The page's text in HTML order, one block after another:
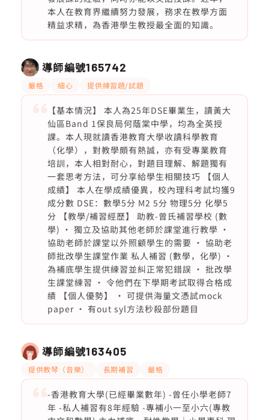
本人在教育界繼續努力發展，務求在教學方面
精益求精，為香港學生教授最全面的知識。
導師編號165742
嚴格 細心 提供練習題/試題
【基本情況】 本人為25年DSE畢業生，讀黃大
仙區Band 1保良局何蔭棠中學，均為全英授
課。本人現就讀香港教育大學收讀科學教育
（化學），對教學頗有熱誠，亦有受專業教育
培訓，本人相對耐心，對題目理解、解題獨有
一套思考方法，可分享給學生相關技巧 【個人
成績】 本人在學成績優異，校內理科考試均獲9
成分數 DSE：數學5分 M2 5分 物理5分 化學5
分 【教學/補習經歷】 助教-曾氏補習學校 (數
學) • 獨立及協助其他老師於課堂進行教學 •
協助老師於課堂以外照顧學生的需要 • 協助老
師批改學生課堂作業 私人補習 (數學，化學) •
為補底學生提供練習並糾正常犯錯誤 • 批改學
生課堂練習 • 令他們在下學期考試取得合格成
績 【個人優勢】 • 可提供海量文憑試mock
paper • 有out syl方法秒殺部份題目
導師編號163405
提供教琴（音樂） 長期補習 嚴格
-香港教育大學(已經畢業數年) -曾任小學老師7
年 -私人補習有8年經驗 -專補小一至小六(專教